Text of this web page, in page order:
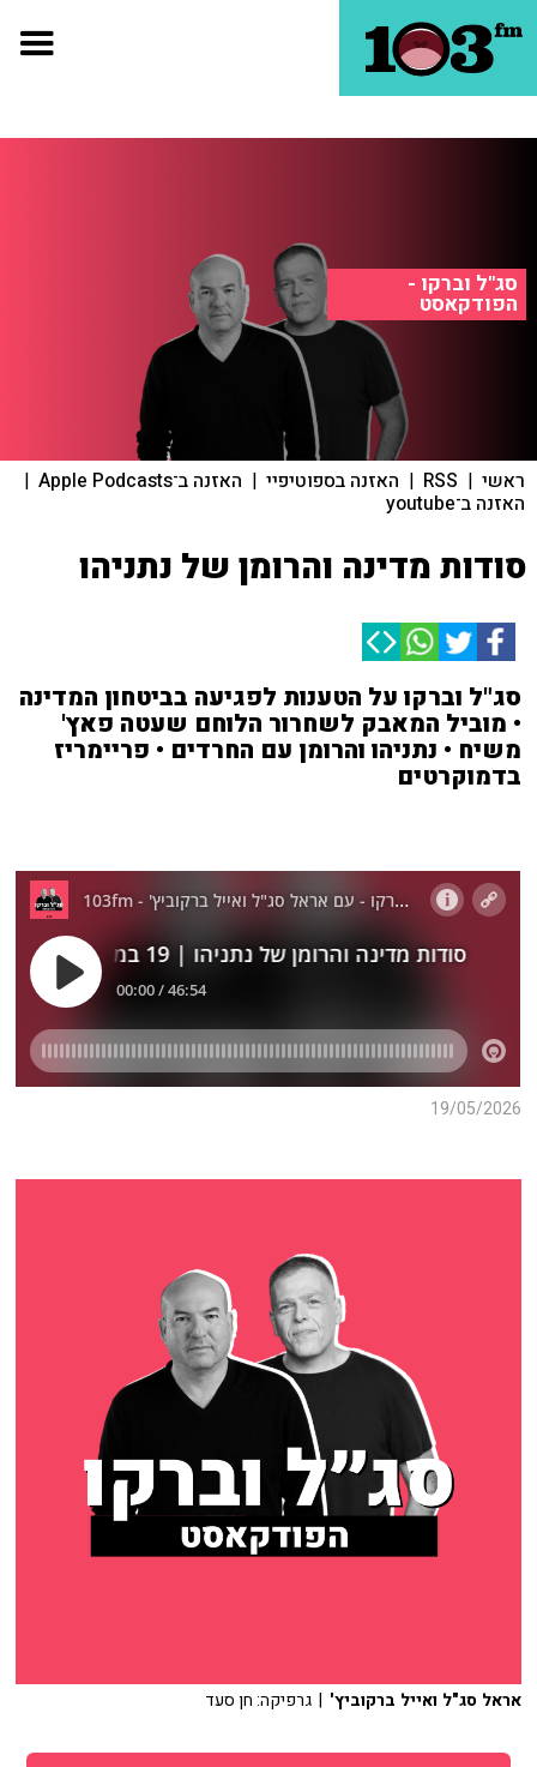
סג"ל וברקו -
הפודקאסט
ראשי |
RSS
| האזנה בספוטיפיי | האזנה ב־Apple Podcasts |
האזנה ב־youtube
סודות מדינה והרומן של נתניהו
סג"ל וברקו על הטענות לפגיעה בביטחון המדינה
• מוביל המאבק לשחרור הלוחם שעטה פאץ'
משיח • נתניהו והרומן עם החרדים • פריימריז
בדמוקרטים
19/05/2026
אראל סג"ל ואייל ברקוביץ' | גרפיקה: חן סעד